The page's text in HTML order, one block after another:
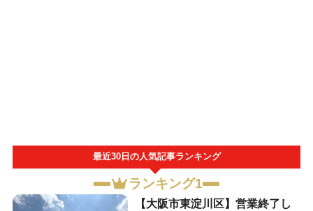
最近30日の人気記事ランキング
ランキング1
【大阪市東淀川区】営業終了し